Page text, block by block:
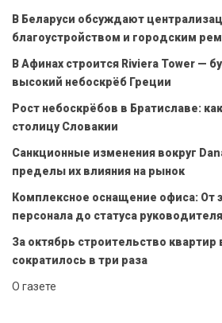
В Беларуси обсуждают
благоустройством и городским
В Афинах строится Riviera Tower —
высокий небоскрёб Греции
Рост небоскрёбов в Братиславе:
столицу Словакии
Санкционные изменения вокруг
пределы их влияния на рынок
Комплексное оснащение офиса: От
персонала до статуса руководителя
За октябрь строительство квартир
сократилось в три раза
О газете